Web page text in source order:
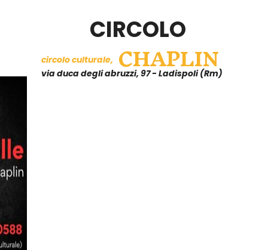
CIRCOLO
CHAPLIN
circolo culturale,
via duca degli abruzzi, 97 - Ladispoli (Rm)